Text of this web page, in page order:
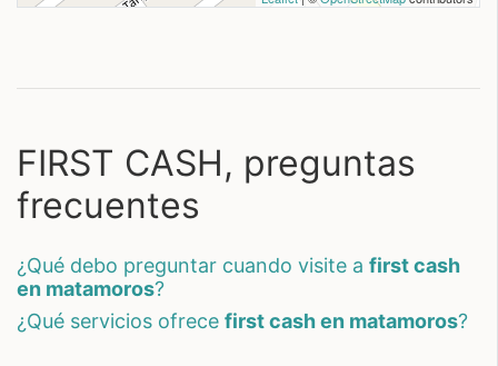
FIRST CASH, preguntas
frecuentes
¿qué debo preguntar cuando visite a first cash
en matamoros?
¿qué servicios ofrece first cash en matamoros?